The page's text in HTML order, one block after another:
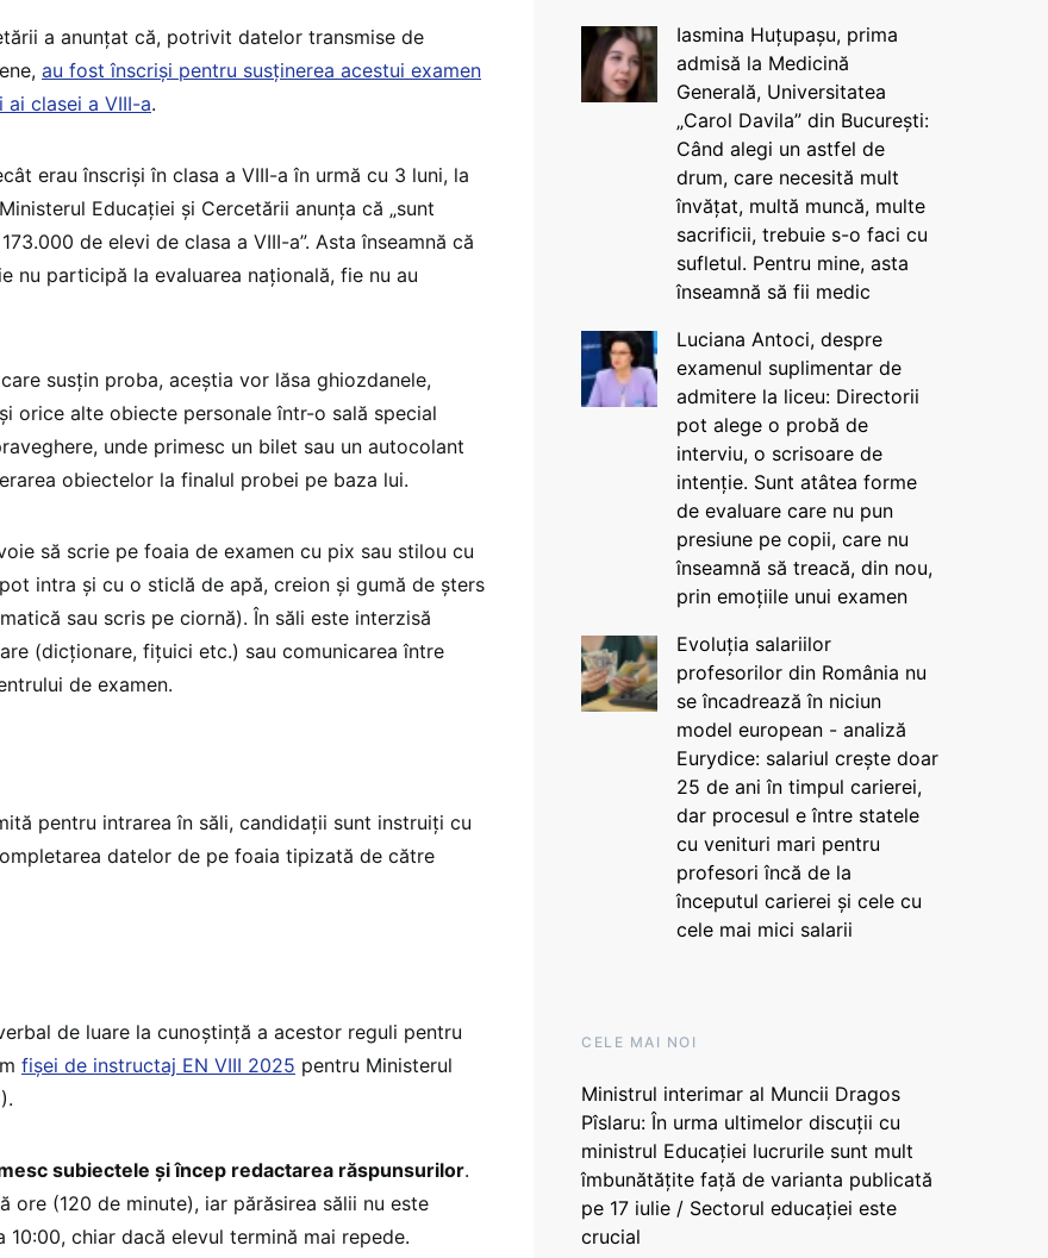
a anunțat că, potrivit datelor transmise de
au fost înscriși pentru susținerea acestui examen
clasei a VIII-a.
erau înscriși în clasa a VIII-a în urmă cu 3 luni, la
Educației și Cercetării anunța că „sunt
de elevi de clasa a VIII-a”. Asta înseamnă că
nu participă la evaluarea națională, fie nu au
susțin proba, aceștia vor lăsa ghiozdanele,
orice alte obiecte personale într-o sală special
unde primesc un bilet sau un autocolant
obiectelor la finalul probei pe baza lui.
să scrie pe foaia de examen cu pix sau stilou cu
intra și cu o sticlă de apă, creion și gumă de șters
sau scris pe ciornă). În săli este interzisă
(dicționare, fițuici etc.) sau comunicarea între
de examen.
pentru intrarea în săli, candidații sunt instruiți cu
datelor de pe foaia tipizată de către
de luare la cunoștință a acestor reguli pentru
fișei de instructaj EN VIII 2025 pentru Ministerul
subiectele și încep redactarea răspunsurilor.
ore (120 de minute), iar părăsirea sălii nu este
10:00, chiar dacă elevul termină mai repede.
Iasmina Huțupașu, prima
admisă la Medicină
Generală, Universitatea
„Carol Davila” din București:
Când alegi un astfel de
drum, care necesită mult
învățat, multă muncă, multe
sacrificii, trebuie s-o faci cu
sufletul. Pentru mine, asta
înseamnă să fii medic
Luciana Antoci, despre
examenul suplimentar de
admitere la liceu: Directorii
pot alege o probă de
interviu, o scrisoare de
intenție. Sunt atâtea forme
de evaluare care nu pun
presiune pe copii, care nu
înseamnă să treacă, din nou,
prin emoțiile unui examen
Evoluția salariilor
profesorilor din România nu
se încadrează în niciun
model european - analiză
Eurydice: salariul crește doar
25 de ani în timpul carierei,
dar procesul e între statele
cu venituri mari pentru
profesori încă de la
începutul carierei și cele cu
cele mai mici salarii
CELE MAI NOI
Ministrul interimar al Muncii Dragos
Pîslaru: În urma ultimelor discuții cu
ministrul Educației lucrurile sunt mult
îmbunătățite față de varianta publicată
pe 17 iulie / Sectorul educației este
crucial